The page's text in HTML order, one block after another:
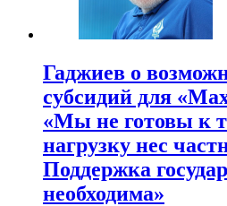
Гаджиев о
субсидий для
«Мы не готовы к
нагрузку нес
Поддержка
необходима»